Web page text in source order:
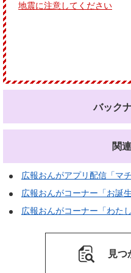
地震に注意してください
バック
関
広報おんがアプリ配信「マチ
広報おんがコーナー「お誕
広報おんがコーナー「わたし
見つ